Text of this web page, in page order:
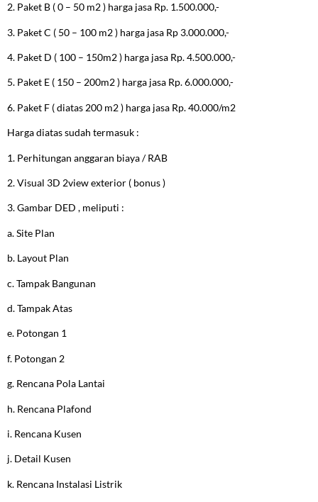
2. Paket B ( 0 – 50 m2 ) harga jasa Rp. 1.500.000,-
3. Paket C ( 50 – 100 m2 ) harga jasa Rp 3.000.000,-
4. Paket D ( 100 – 150m2 ) harga jasa Rp. 4.500.000,-
5. Paket E ( 150 – 200m2 ) harga jasa Rp. 6.000.000,-
6. Paket F ( diatas 200 m2 ) harga jasa Rp. 40.000/m2
Harga diatas sudah termasuk :
1. Perhitungan anggaran biaya / RAB
2. Visual 3D 2view exterior ( bonus )
3. Gambar DED , meliputi :
a. Site Plan
b. Layout Plan
c. Tampak Bangunan
d. Tampak Atas
e. Potongan 1
f. Potongan 2
g. Rencana Pola Lantai
h. Rencana Plafond
i. Rencana Kusen
j. Detail Kusen
k. Rencana Instalasi Listrik